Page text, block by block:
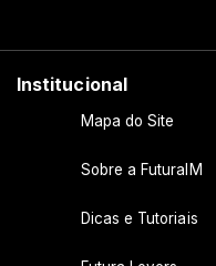
Institucional
Mapa do Site
Sobre a FuturaIM
Dicas e Tutoriais